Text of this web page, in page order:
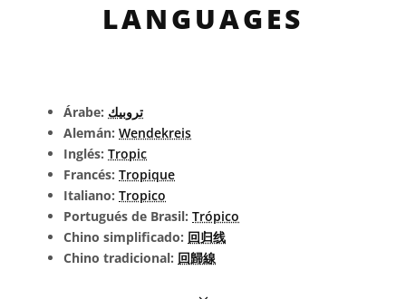
LANGUAGES
Árabe: تروبيك
Alemán: Wendekreis
Inglés: Tropic
Francés: Tropique
Italiano: Tropico
Portugués de Brasil: Trópico
Chino simplificado: 回归线
Chino tradicional: 回歸線